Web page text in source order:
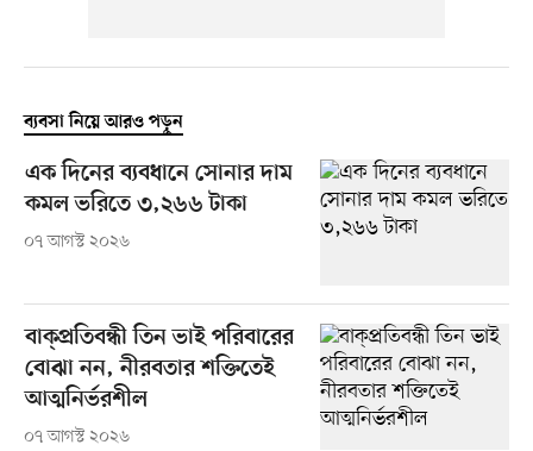
ব্যবসা নিয়ে আরও পড়ুন
এক দিনের ব্যবধানে সোনার দাম
কমল ভরিতে ৩,২৬৬ টাকা
০৭ আগস্ট ২০২৬
বাক্প্রতিবন্ধী তিন ভাই পরিবারের
বোঝা নন, নীরবতার শক্তিতেই
আত্মনির্ভরশীল
০৭ আগস্ট ২০২৬